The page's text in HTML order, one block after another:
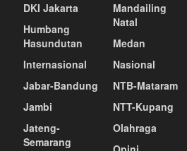
DKI Jakarta
Humbang
Hasundutan
Internasional
Jabar-Bandung
Jambi
Jateng-
Semarang
Mandailing
Natal
Medan
Nasional
NTB-Mataram
NTT-Kupang
Olahraga